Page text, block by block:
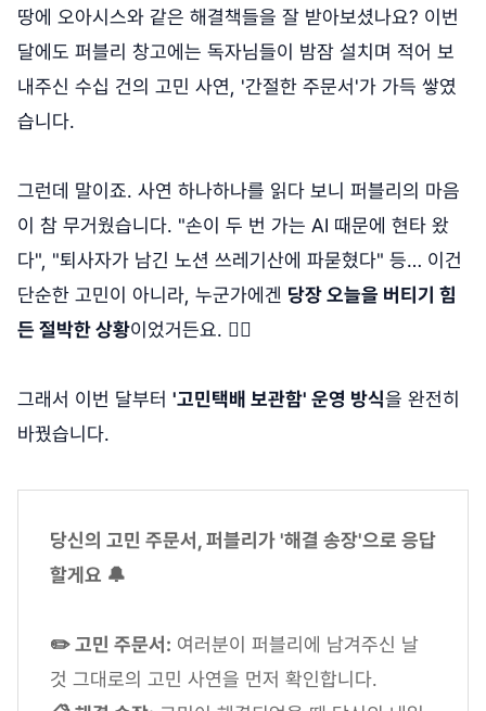
땅에 오아시스와 같은 해결책들을 잘 받아보셨나요? 이번
달에도 퍼블리 창고에는 독자님들이 밤잠 설치며 적어 보
내주신 수십 건의 고민 사연, '간절한 주문서'가 가득 쌓였
습니다.
그런데 말이죠. 사연 하나하나를 읽다 보니 퍼블리의 마음
이 참 무거웠습니다. "손이 두 번 가는 AI 때문에 현타 왔
다", "퇴사자가 남긴 노션 쓰레기산에 파묻혔다" 등… 이건
단순한 고민이 아니라, 누군가에겐 당장 오늘을 버티기 힘
든 절박한 상황이었거든요. 😮‍💨
그래서 이번 달부터 '고민택배 보관함' 운영 방식을 완전히
바꿨습니다.
당신의 고민 주문서, 퍼블리가 '해결 송장'으로 응답
할게요 🔔
✏️ 고민 주문서: 여러분이 퍼블리에 남겨주신 날
것 그대로의 고민 사연을 먼저 확인합니다.